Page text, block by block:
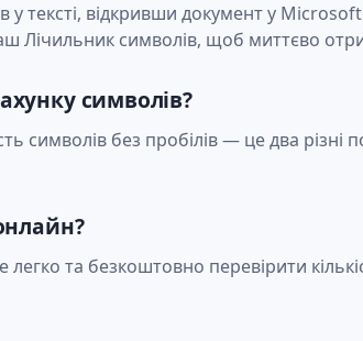
у тексті, відкривши документ у
Лічильник символів, щоб миттєво
символів?
символів без пробілів — це два
та безкоштовно перевірити